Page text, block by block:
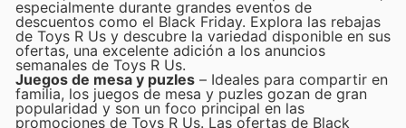
especialmente durante grandes eventos de
descuentos como el Black Friday. Explora las rebajas
de Toys R Us y descubre la variedad disponible en sus
ofertas, una excelente adición a los anuncios
semanales de Toys R Us.
Juegos de mesa y puzles – Ideales para compartir en
familia, los juegos de mesa y puzles gozan de gran
popularidad y son un foco principal en las
promociones de Toys R Us. Las ofertas de Black